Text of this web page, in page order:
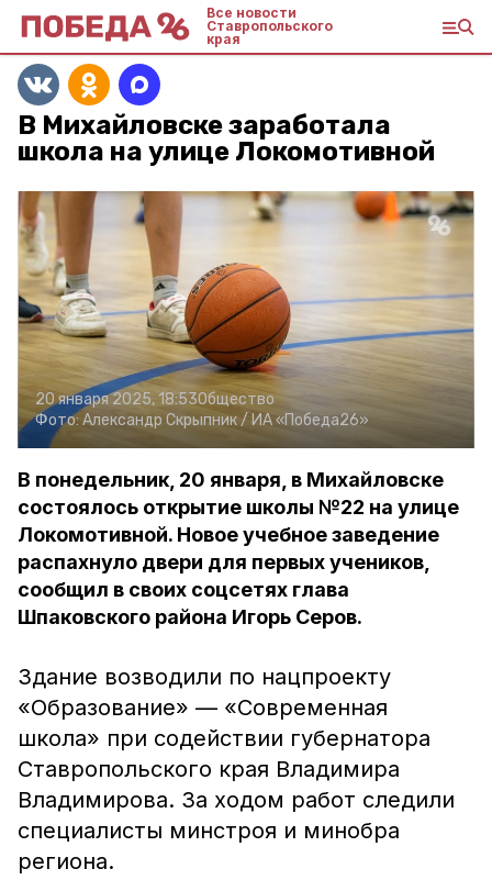
Все новости
Ставропольского
края
В Михайловске заработала
школа на улице Локомотивной
20 января 2025, 18:53Общество
Фото: Александр Скрыпник / ИА «Победа26»
В понедельник, 20 января, в Михайловске
состоялось открытие школы №22 на улице
Локомотивной. Новое учебное заведение
распахнуло двери для первых учеников,
сообщил в своих соцсетях глава
Шпаковского района Игорь Серов.
Здание возводили по нацпроекту
«Образование» — «Современная
школа» при содействии губернатора
Ставропольского края Владимира
Владимирова. За ходом работ следили
специалисты минстроя и минобра
региона.